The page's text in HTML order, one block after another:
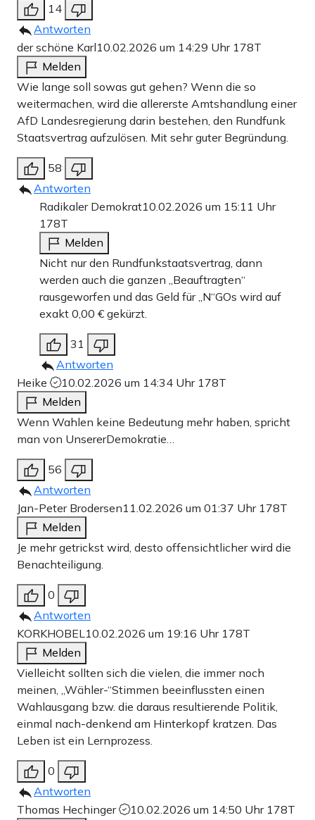
14
Antworten
der schöne Karl10.02.2026 um 14:29 Uhr 178T
Melden
Wie lange soll sowas gut gehen? Wenn die so
weitermachen, wird die allererste Amtshandlung einer
AfD Landesregierung darin bestehen, den Rundfunk
Staatsvertrag aufzulösen. Mit sehr guter Begründung.
58
Antworten
Radikaler Demokrat10.02.2026 um 15:11 Uhr
178T
Melden
Nicht nur den Rundfunkstaatsvertrag, dann
werden auch die ganzen „Beauftragten“
rausgeworfen und das Geld für „N“GOs wird auf
exakt 0,00 € gekürzt.
31
Antworten
Heike
10.02.2026 um 14:34 Uhr 178T
Melden
Wenn Wahlen keine Bedeutung mehr haben, spricht
man von UnsererDemokratie…
56
Antworten
Jan-Peter Brodersen11.02.2026 um 01:37 Uhr 178T
Melden
Je mehr getrickst wird, desto offensichtlicher wird die
Benachteiligung.
0
Antworten
KORKHOBEL 10.02.2026 um 19:16 Uhr 178T
Melden
Vielleicht sollten sich die vielen, die immer noch
meinen, „Wähler-“Stimmen beeinflussten einen
Wahlausgang bzw. die daraus resultierende Politik,
einmal nach-denkend am Hinterkopf kratzen. Das
Leben ist ein Lernprozess.
0
Antworten
Thomas Hechinger
10.02.2026 um 14:50 Uhr 178T